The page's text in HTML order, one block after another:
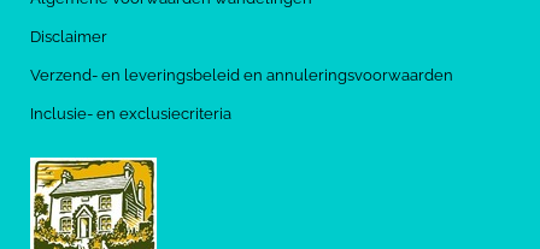
Disclaimer
Verzend- en leveringsbeleid en annuleringsvoorwaarden
Inclusie- en exclusiecriteria